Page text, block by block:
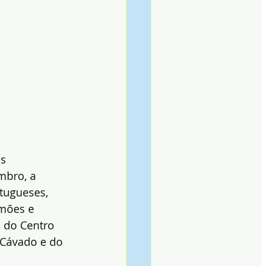
a
e
do Centro
e do